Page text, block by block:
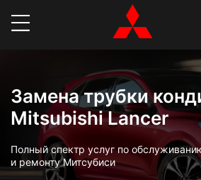
Замена трубки
Mitsubishi Lancer
Полный спектр услуг по
и ремонту Митсубиси